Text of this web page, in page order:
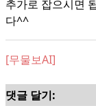
추가로 잡으시면
다^^
[무물보AI]
댓글 달기: